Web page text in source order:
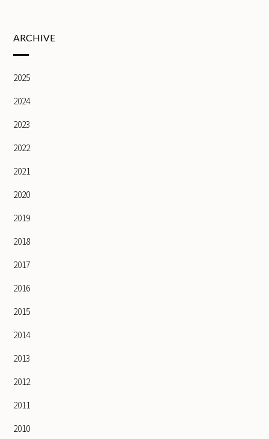
ARCHIVE
2025
2024
2023
2022
2021
2020
2019
2018
2017
2016
2015
2014
2013
2012
2011
2010